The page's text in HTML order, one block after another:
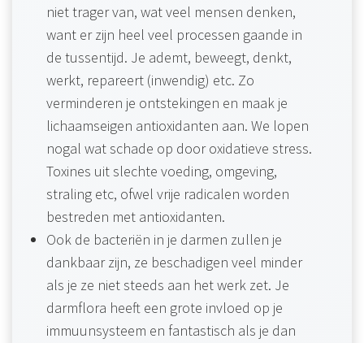
niet trager van, wat veel mensen denken,
want er zijn heel veel processen gaande in
de tussentijd. Je ademt, beweegt, denkt,
werkt, repareert (inwendig) etc. Zo
verminderen je ontstekingen en maak je
lichaamseigen antioxidanten aan. We lopen
nogal wat schade op door oxidatieve stress.
Toxines uit slechte voeding, omgeving,
straling etc, ofwel vrije radicalen worden
bestreden met antioxidanten.
Ook de bacteriën in je darmen zullen je
dankbaar zijn, ze beschadigen veel minder
als je ze niet steeds aan het werk zet. Je
darmflora heeft een grote invloed op je
immuunsysteem en fantastisch als je dan